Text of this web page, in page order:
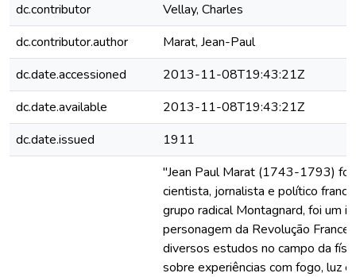
dc.contributor
Vellay, Charles
dc.contributor.author
Marat, Jean-Paul
dc.date.accessioned
2013-11-08T19:43:21Z
dc.date.available
2013-11-08T19:43:21Z
dc.date.issued
1911
"Jean Paul Marat (1743-1793) foi
cientista, jornalista e político
grupo radical Montagnard, foi um
personagem da Revolução
diversos estudos no campo da
sobre experiências com fogo, luz